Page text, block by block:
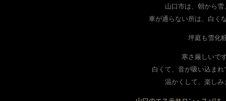
山口市は、朝から雪
車が通らない所は、白く
坪庭も雪化
寒さ厳しいで
白くて、音が吸い込ま
温かくして、楽しみ